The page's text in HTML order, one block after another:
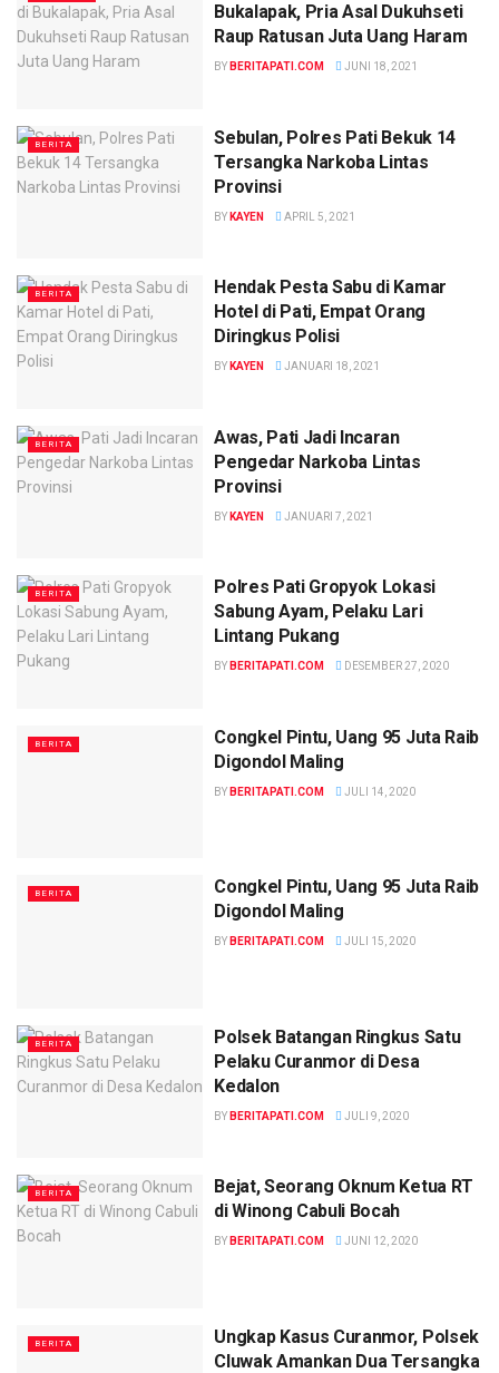
Bukalapak, Pria Asal Dukuhseti
Raup Ratusan Juta Uang Haram
BY BERITAPATI.COM JUNI 18, 2021
BERITA
Sebulan, Polres Pati Bekuk 14
Tersangka Narkoba Lintas
Provinsi
BY KAYEN APRIL 5, 2021
BERITA
Hendak Pesta Sabu di Kamar
Hotel di Pati, Empat Orang
Diringkus Polisi
BY KAYEN JANUARI 18, 2021
BERITA
Awas, Pati Jadi Incaran
Pengedar Narkoba Lintas
Provinsi
BY KAYEN JANUARI 7, 2021
BERITA
Polres Pati Gropyok Lokasi
Sabung Ayam, Pelaku Lari
Lintang Pukang
BY BERITAPATI.COM DESEMBER 27, 2020
BERITA
Congkel Pintu, Uang 95 Juta Raib
Digondol Maling
BY BERITAPATI.COM JULI 14, 2020
BERITA
Congkel Pintu, Uang 95 Juta Raib
Digondol Maling
BY BERITAPATI.COM JULI 15, 2020
BERITA
Polsek Batangan Ringkus Satu
Pelaku Curanmor di Desa
Kedalon
BY BERITAPATI.COM JULI 9, 2020
BERITA
Bejat, Seorang Oknum Ketua RT
di Winong Cabuli Bocah
BY BERITAPATI.COM JUNI 12, 2020
BERITA
Ungkap Kasus Curanmor, Polsek
Cluwak Amankan Dua Tersangka